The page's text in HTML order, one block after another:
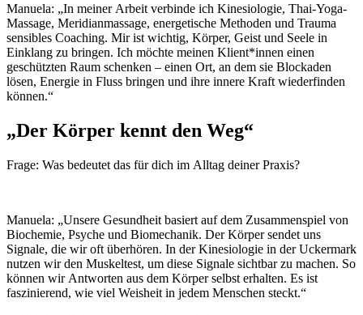
Manuela: „In meiner Arbeit verbinde ich Kinesiologie, Thai-Yoga-
Massage, Meridianmassage, energetische Methoden und Trauma
sensibles Coaching. Mir ist wichtig, Körper, Geist und Seele in
Einklang zu bringen. Ich möchte meinen Klient*innen einen
geschützten Raum schenken – einen Ort, an dem sie Blockaden
lösen, Energie in Fluss bringen und ihre innere Kraft wiederfinden
können.“
„Der Körper kennt den Weg“
Frage: Was bedeutet das für dich im Alltag deiner Praxis?
Manuela: „Unsere Gesundheit basiert auf dem Zusammenspiel von
Biochemie, Psyche und Biomechanik. Der Körper sendet uns
Signale, die wir oft überhören. In der Kinesiologie in der Uckermark
nutzen wir den Muskeltest, um diese Signale sichtbar zu machen. So
können wir Antworten aus dem Körper selbst erhalten. Es ist
faszinierend, wie viel Weisheit in jedem Menschen steckt.“